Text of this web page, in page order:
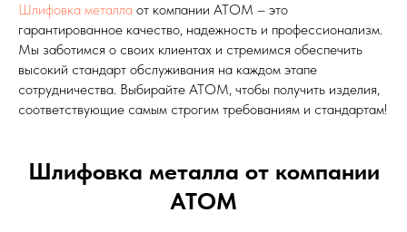
Шлифовка металла от компании АТОМ – это
гарантированное качество, надежность и профессионализм.
Мы заботимся о своих клиентах и стремимся обеспечить
высокий стандарт обслуживания на каждом этапе
сотрудничества. Выбирайте АТОМ, чтобы получить изделия,
соответствующие самым строгим требованиям и стандартам!
Шлифовка металла от компании
АТОМ